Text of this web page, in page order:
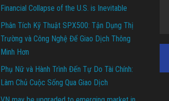
Financial Collapse of the U.S. is Inevitable
Phân Tích Kỹ Thuật SPX500: Tận Dụng Thị
Trường và Công Nghệ Để Giao Dịch Thông
Minh Hơn
Phụ Nữ và Hành Trình Đến Tự Do Tài Chính:
Làm Chủ Cuộc Sống Qua Giao Dịch